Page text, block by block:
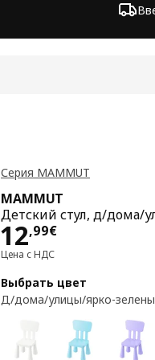
Серия MAMMUT
MAMMUT
Детский стул, д/дома/
12,99€
Цена 12,99€
Цена с НДС
Выбрать цвет
Д/дома/улицы/ярко-